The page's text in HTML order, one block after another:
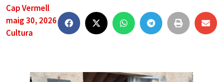
Cap Vermell
maig 30, 2026
Cultura